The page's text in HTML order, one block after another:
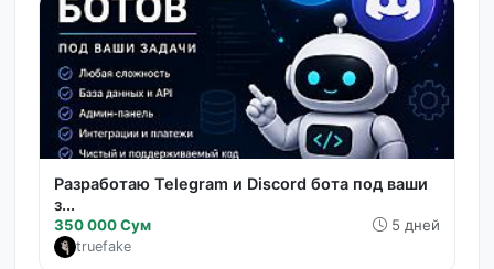
Разработаю Telegram и Discord бота под ваши
з...
350 000 Сум 5 дней
truefake